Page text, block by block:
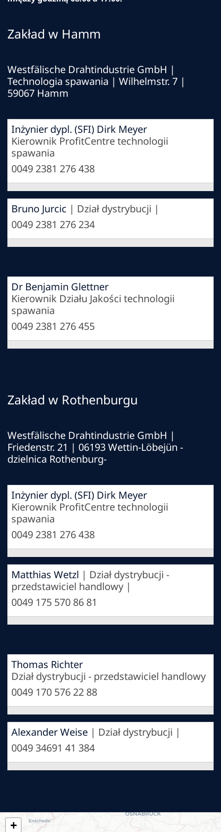
Zakład w Hamm
Westfälische Drahtindustrie GmbH |
Technologia spawania | Wilhelmstr. 7 |
59067 Hamm
Inżynier dypl. (SFI) Dirk Meyer
Kierownik ProfitCentre technologii
spawania
0049 2381 276 438
Bruno Jurcic | Dział dystrybucji |
0049 2381 276 234
Dr Benjamin Glettner
Kierownik Działu Jakości technologii
spawania
0049 2381 276 455
Zakład w Rothenburgu
Westfälische Drahtindustrie GmbH |
Friedenstr. 21 | 06193 Wettin-Löbejün -
dzielnica Rothenburg-
Inżynier dypl. (SFI) Dirk Meyer
Kierownik ProfitCentre technologii
spawania
0049 2381 276 438
Matthias Wetzl | Dział dystrybucji -
przedstawiciel handlowy |
0049 175 570 86 81
Thomas Richter
Dział dystrybucji - przedstawiciel handlowy
0049 170 576 22 88
Alexander Weise | Dział dystrybucji |
0049 34691 41 384
+